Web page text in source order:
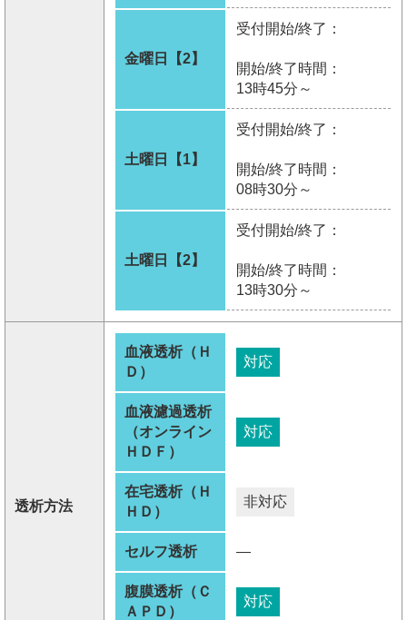
金曜日【2】
受付開始/終了：
開始/終了時間：
13時45分～
土曜日【1】
受付開始/終了：
開始/終了時間：
08時30分～
土曜日【2】
受付開始/終了：
開始/終了時間：
13時30分～
透析方法
血液透析（Ｈ
Ｄ）
対応
血液濾過透析
（オンライン
ＨＤＦ）
対応
在宅透析（Ｈ
ＨＤ）
非対応
セルフ透析 ―
腹膜透析（Ｃ
ＡＰＤ）
対応